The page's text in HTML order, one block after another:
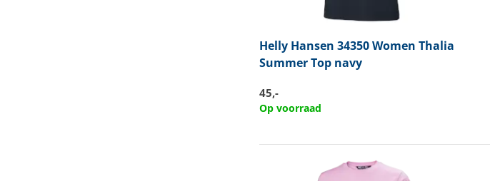
Helly Hansen 34350 Women Thalia
Summer Top navy
45,-
Op voorraad